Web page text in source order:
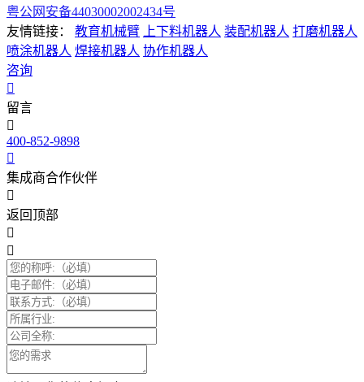
粤公网安备44030002002434号
友情链接：
教育机械臂 上下料机器人 装配机器人 打磨机器人
喷涂机器人 焊接机器人 协作机器人
咨询
留言
400-852-9898
集成商合作伙伴
返回顶部